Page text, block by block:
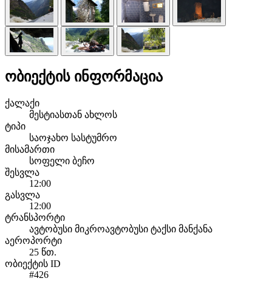
ობიექტის ინფორმაცია
ქალაქი
მესტიასთან ახლოს
ტიპი
საოჯახო სასტუმრო
მისამართი
სოფელი ბეჩო
შესვლა
12:00
გასვლა
12:00
ტრანსპორტი
ავტობუსი მიკროავტობუსი ტაქსი მანქანა
აეროპორტი
25 წთ.
ობიექტის ID
#426